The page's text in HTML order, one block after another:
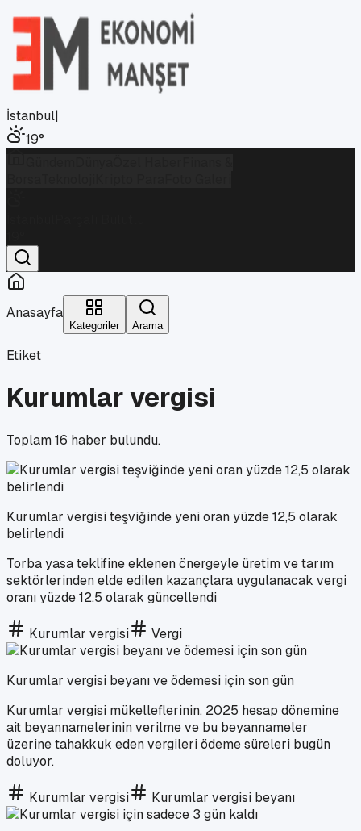
İstanbul|
19°
Anasayfa
Kategoriler Arama
Etiket
Kurumlar vergisi
Toplam16 haber bulundu.
Kurumlar vergisi teşviğinde yeni oran yüzde 12,5 olarak
belirlendi
Torba yasa teklifine eklenen önergeyle üretim ve tarım
sektörlerinden elde edilen kazançlara uygulanacak vergi
oranı yüzde 12,5 olarak güncellendi
Kurumlar vergisi Vergi
Kurumlar vergisi beyanı ve ödemesi için son gün
Kurumlar vergisi mükelleflerinin, 2025 hesap dönemine
ait beyannamelerinin verilme ve bu beyannameler
üzerine tahakkuk eden vergileri ödeme süreleri bugün
doluyor.
Kurumlar vergisi Kurumlar vergisi beyanı